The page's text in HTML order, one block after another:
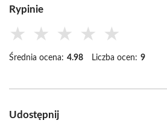
Rypinie
★ ★ ★ ★ ★
Średnia ocena: 4.98 Liczba ocen: 9
Udostępnij